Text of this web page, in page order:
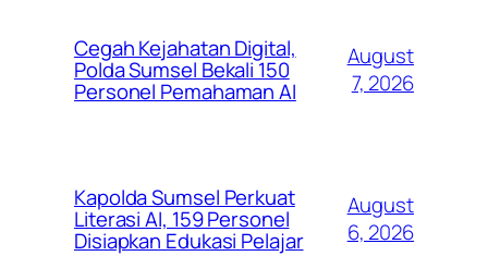
Cegah Kejahatan Digital,
Polda Sumsel Bekali 150
Personel Pemahaman AI
August
7, 2026
Kapolda Sumsel Perkuat
Literasi AI, 159 Personel
Disiapkan Edukasi Pelajar
August
6, 2026